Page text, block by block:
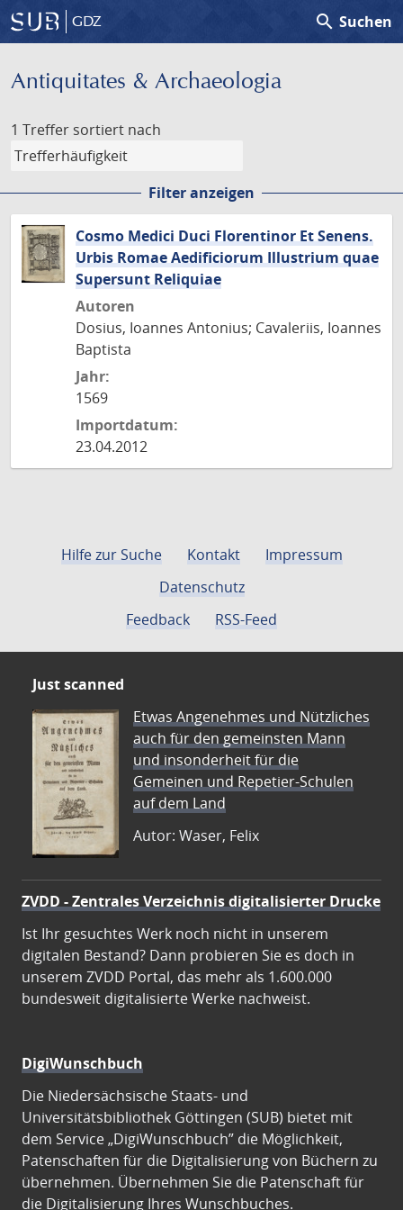
GDZ search Suchen
Antiquitates & Archaeologia
1 Treffer sortiert nach
Filter anzeigen
Cosmo Medici Duci Florentinor Et Senens.
Urbis Romae Aedificiorum Illustrium quae
Supersunt Reliquiae
Autoren
Dosius, Ioannes Antonius; Cavaleriis, Ioannes
Baptista
Jahr:
1569
Importdatum:
23.04.2012
Hilfe zur Suche Kontakt
Impressum
Datenschutz
Feedback
RSS-Feed
Just scanned
Etwas Angenehmes und Nützliches
auch für den gemeinsten Mann
und insonderheit für die
Gemeinen und Repetier-Schulen
auf dem Land
Autor: Waser, Felix
ZVDD - Zentrales Verzeichnis digitalisierter Drucke
Ist Ihr gesuchtes Werk noch nicht in unserem
digitalen Bestand? Dann probieren Sie es doch in
unserem ZVDD Portal, das mehr als 1.600.000
bundesweit digitalisierte Werke nachweist.
DigiWunschbuch
Die Niedersächsische Staats- und
Universitätsbibliothek Göttingen (SUB) bietet mit
dem Service „DigiWunschbuch” die Möglichkeit,
Patenschaften für die Digitalisierung von Büchern zu
übernehmen. Übernehmen Sie die Patenschaft für
die Digitalisierung Ihres Wunschbuches.